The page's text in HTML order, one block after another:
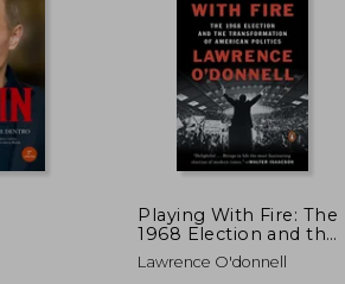
50%
dcto.
Playing With Fire: The
1968 Election and the
Transformation of
American Politics (en
Lawrence O'donnell